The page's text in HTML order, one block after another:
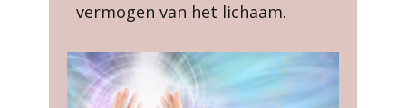
vermogen van het lichaam.